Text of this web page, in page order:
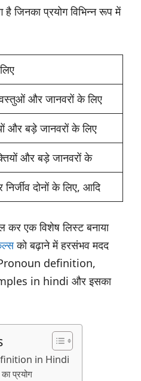
है जिनका प्रयोग विभिन्न रूप में
वस्तुओं और जानवरों के लिए
और बड़े जानवरों के लिए
और बड़े जानवरों के
दोनों के लिए, आदि
कर एक विशेष लिस्ट बनाया
को बढ़ाने में हरसंभव मदद
definition,
in hindi और इसका
in Hindi
प्रयोग